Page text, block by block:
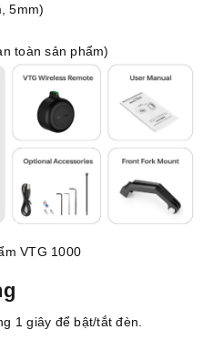
5mm)
toàn sản phẩm)
VTG 1000
1 giây để bật/tắt đèn.